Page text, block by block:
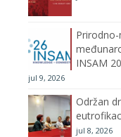
INSAM
jul 9, 2026
Održan
jul 8, 2026